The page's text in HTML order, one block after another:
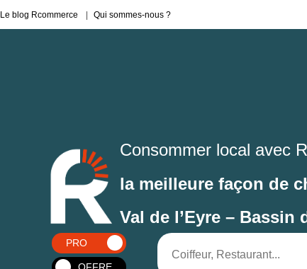
Le blog Rcommerce Qui sommes-nous ?
Consommer local avec
la meilleure façon de
Val de l’Eyre – Bassin
PRO
OFFRE